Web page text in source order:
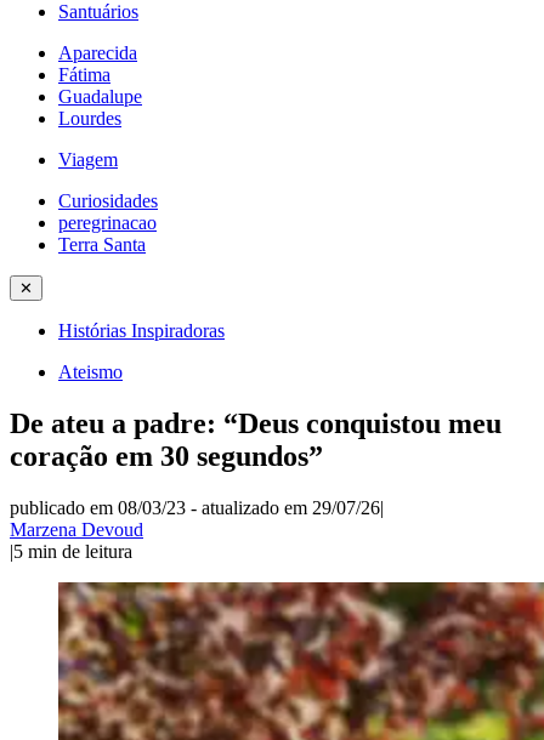
Santuários
Aparecida
Fátima
Guadalupe
Lourdes
Viagem
Curiosidades
peregrinacao
Terra Santa
✕
Histórias Inspiradoras
Ateismo
De ateu a padre: “Deus conquistou meu
coração em 30 segundos”
publicado em 08/03/23 - atualizado em 29/07/26|
Marzena Devoud
|5 min de leitura